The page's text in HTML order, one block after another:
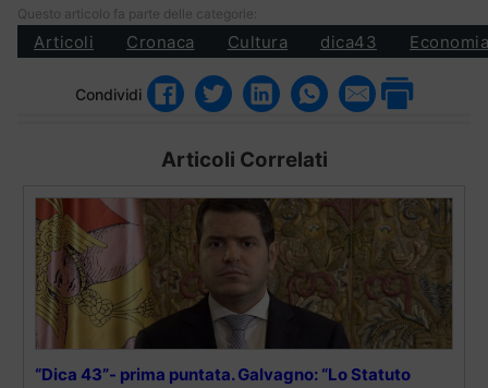
Questo articolo fa parte delle categorie:
Articoli Cronaca Cultura dica43 Economia
Condividi
Articoli Correlati
“Dica 43”- prima puntata. Galvagno: “Lo Statuto